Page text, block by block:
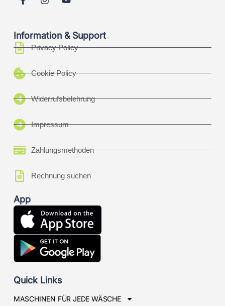
Information & Support
Privacy Policy
Cookie Policy
Widerrufsbelehrung
Impressum
Zahlungsmethoden
Rechnung suchen
App
Quick Links
MASCHINEN FÜR JEDE WÄSCHE